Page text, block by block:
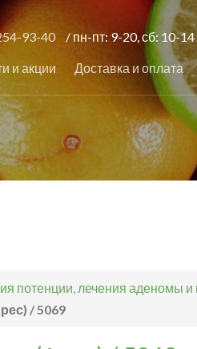
93-40 / пн-пт: 9-20, сб: 10-14
и акции Доставка и оплата
потенции, лечения аденомы и
/ 5069